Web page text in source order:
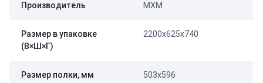
Производитель МХМ
Размер в упаковке
(В×Ш×Г)
2200x625x740
Размер полки, мм 503х596